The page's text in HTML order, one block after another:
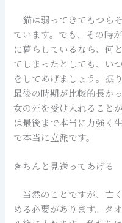
猫は弱ってきてもつら
ています。でも、その時
に暮らしているなら、何
てしまったとしても、い
をしてあげましょう。振
最後の時期が比較的長か
女の死を受け入れること
は最後まで本当に力強く
で本当に立派です。
きちんと見送ってあげる
当然のことですが、亡
める必要があります。タ